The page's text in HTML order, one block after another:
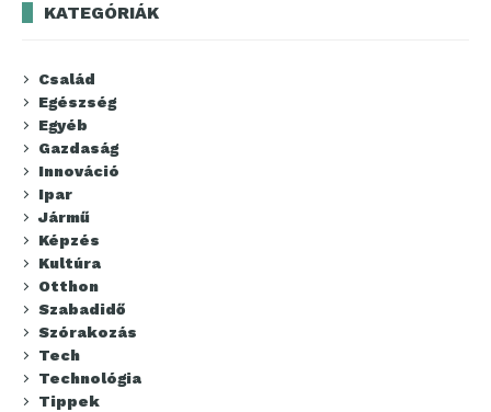
KATEGÓRIÁK
Család
Egészség
Egyéb
Gazdaság
Innováció
Ipar
Jármű
Képzés
Kultúra
Otthon
Szabadidő
Szórakozás
Tech
Technológia
Tippek